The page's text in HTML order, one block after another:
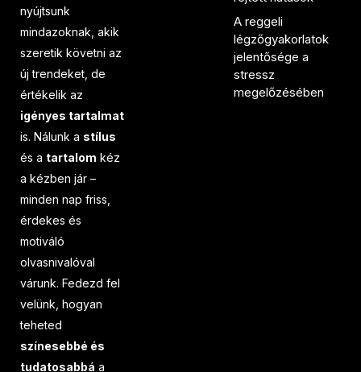
nyújtsunk
mindazoknak, akik
szeretik követni az
új trendeket, de
értékelik az
igényes tartalmat
is. Nálunk a stílus
és a tartalom kéz
a kézben jár –
minden nap friss,
érdekes és
motiváló
olvasnivalóval
várunk. Fedezd fel
velünk, hogyan
teheted
színesebbé és
tudatosabbá a
A reggeli
légzőgyakorlatok
jelentősége a
stressz
megelőzésében